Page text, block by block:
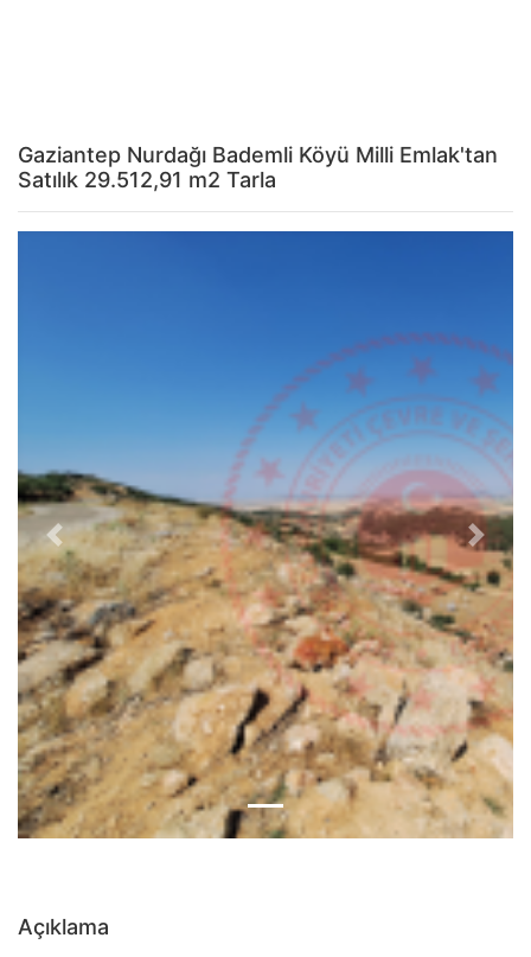
Gaziantep Nurdağı Bademli Köyü Milli Emlak'tan
Satılık 29.512,91 m2 Tarla
Previous Next
Açıklama